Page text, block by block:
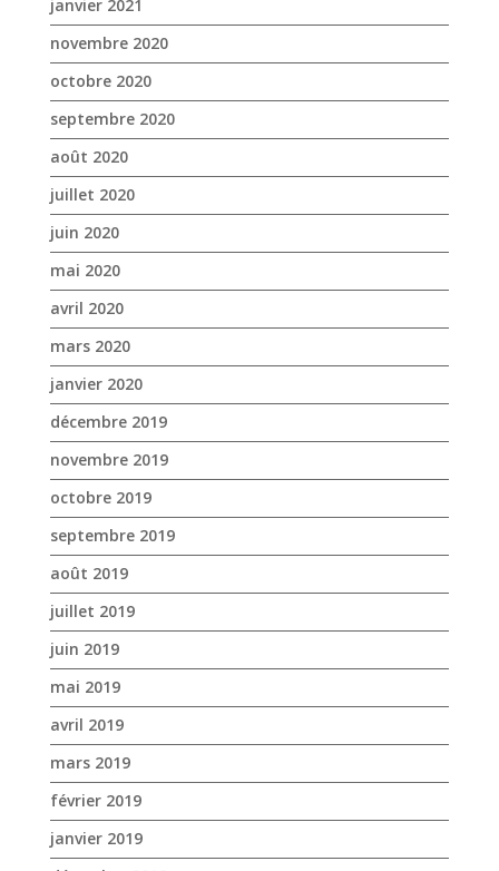
juillet 2020
juin 2020
mai 2020
avril 2020
mars 2020
janvier 2020
décembre 2019
novembre 2019
octobre 2019
septembre 2019
août 2019
juillet 2019
juin 2019
mai 2019
avril 2019
mars 2019
février 2019
janvier 2019
décembre 2018
novembre 2018
octobre 2018
septembre 2018
août 2018